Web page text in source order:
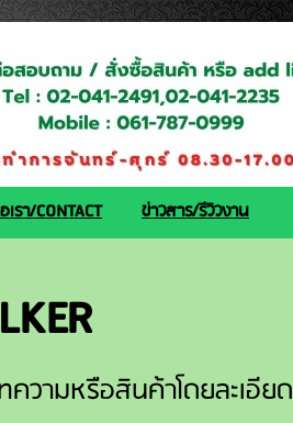
รา/CONTACT ข่าวสาร/รีวิวงาน
วามหรือสินค้าโดยละเอียด